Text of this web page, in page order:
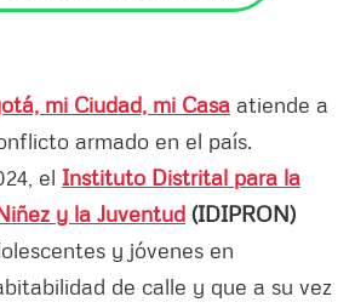
mi Ciudad, mi Casa atiende a
armado en el país.
el Instituto Distrital para la
y la Juventud (IDIPRON)
y jóvenes en
de calle y que a su vez